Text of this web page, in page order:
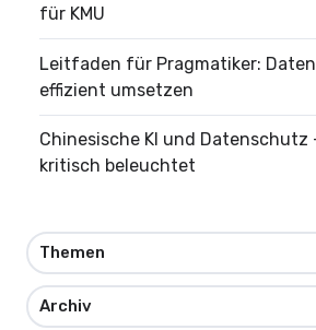
für KMU
Leitfaden für Pragmatiker:
effizient umsetzen
Chinesische KI und Datenschutz
kritisch beleuchtet
Themen
Archiv